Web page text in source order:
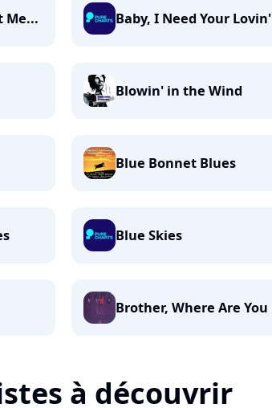
Me... Baby, I Need Your Lovin'
Blowin' in the Wind
Blue Bonnet Blues
Blue Skies
Brother, Where Are You
à découvrir